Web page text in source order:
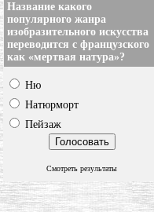
Название какого
популярного жанра
изобразительного искусства
переводится с французского
как «мертвая натура»?
Ню
Натюрморт
Пейзаж
Смотреть результаты